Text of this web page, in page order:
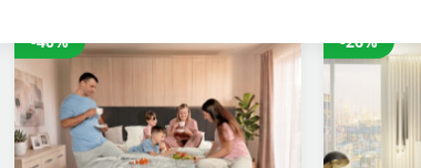
-40% -26%